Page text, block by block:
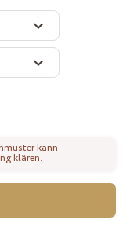
kann
klären.